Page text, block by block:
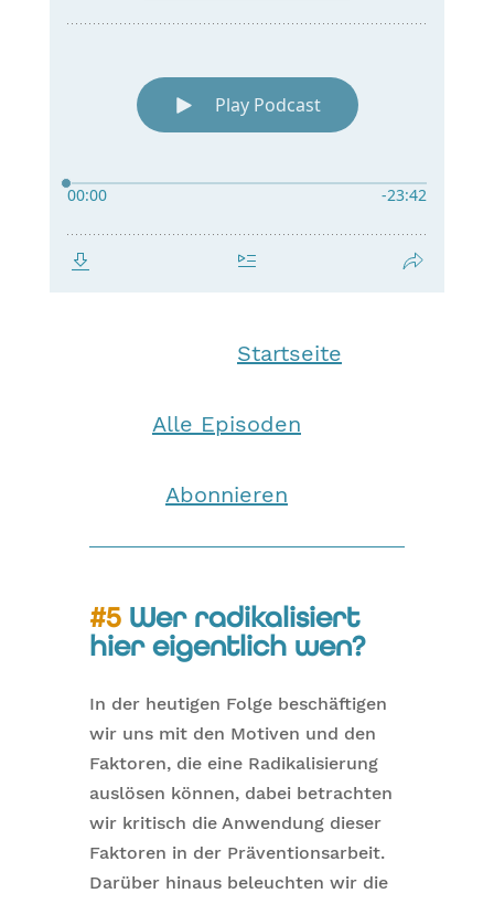
Startseite
Alle Episoden
Abonnieren
#5 Wer radikalisiert
hier eigentlich wen?
In der heutigen Folge beschäftigen
wir uns mit den Motiven und den
Faktoren, die eine Radikalisierung
auslösen können, dabei betrachten
wir kritisch die Anwendung dieser
Faktoren in der Präventionsarbeit.
Darüber hinaus beleuchten wir die